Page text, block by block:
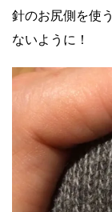
針のお尻側を使
ないように！